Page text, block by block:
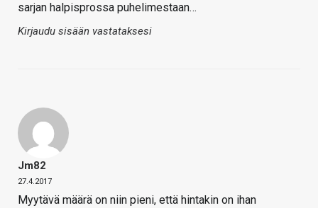
sarjan halpisprossa puhelimestaan…
Kirjaudu sisään vastataksesi
Jm82
27.4.2017
Myytävä määrä on niin pieni, että hintakin on ihan